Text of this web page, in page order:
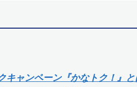
キャンペーン『かなトク！』と